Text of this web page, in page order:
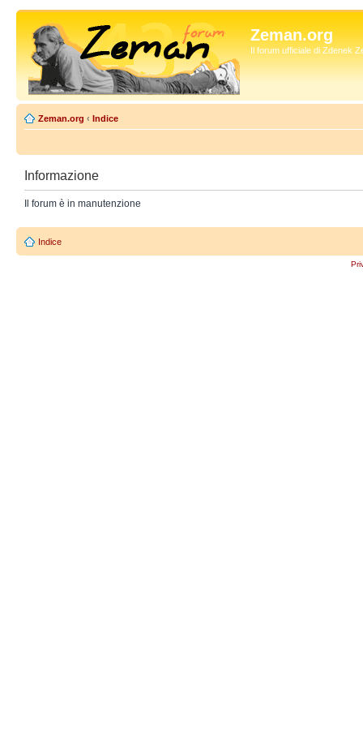
Zeman.org
Il forum ufficiale di Zdenek
Zeman.org ‹ Indice
Informazione
Il forum è in manutenzione
Indice